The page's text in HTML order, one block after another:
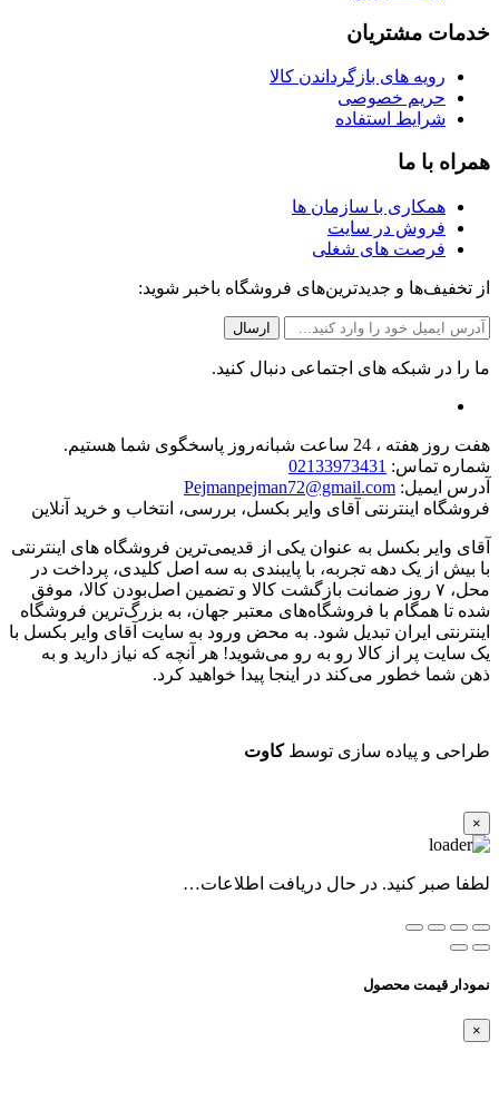
خدمات مشتریان
رویه های بازگرداندن کالا
حریم خصوصی
شرایط استفاده
همراه با ما
همکاری با سازمان ها
فروش در سایت
فرصت های شغلی
از تخفیف‌ها و جدیدترین‌های فروشگاه باخبر شوید:
ما را در شبکه های اجتماعی دنبال کنید.
هفت روز هفته ، 24 ساعت شبانه‌روز پاسخگوی شما هستیم.
شماره تماس: 02133973431
آدرس ایمیل: Pejmanpejman72@gmail.com
فروشگاه اینترنتی آقای وایر بکسل، بررسی، انتخاب و خرید آنلاین
آقای وایر بکسل به عنوان یکی از قدیمی‌ترین فروشگاه های اینترنتی
با بیش از یک دهه تجربه، با پایبندی به سه اصل کلیدی، پرداخت در
محل، ۷ روز ضمانت بازگشت کالا و تضمین اصل‌بودن کالا، موفق
شده تا همگام با فروشگاه‌های معتبر جهان، به بزرگ‌ترین فروشگاه
اینترنتی ایران تبدیل شود. به محض ورود به سایت آقای وایر بکسل با
یک سایت پر از کالا رو به رو می‌شوید! هر آنچه که نیاز دارید و به
ذهن شما خطور می‌کند در اینجا پیدا خواهید کرد.
طراحی و پیاده سازی توسطکاوت
×
لطفا صبر کنید. در حال دریافت اطلاعات…
نمودار قیمت محصول
×